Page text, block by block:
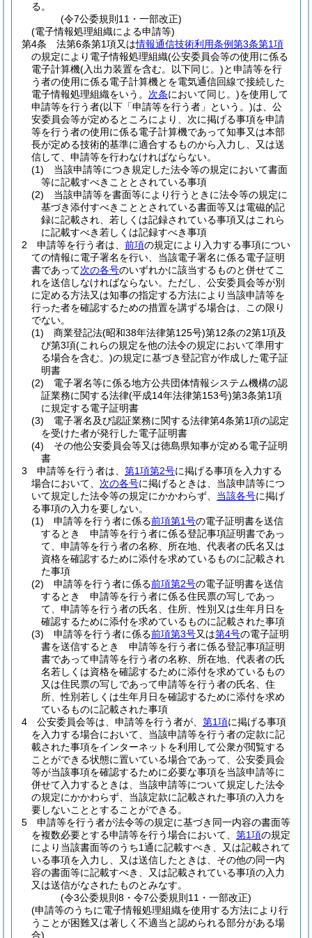
る。
(令7公委規則11・一部改正)
(電子情報処理組織による申請等)
第4条
法第6条第1項又は情報通信技術利用条例第3条第1項
の規定により電子情報処理組織(公安委員会等の使用に係る
電子計算機(入出力装置を含む。以下同じ。)と申請等を行
う者の使用に係る電子計算機とを電気通信回線で接続した
電子情報処理組織をいう。 次条において同じ。)を使用して
申請等を行う者(以下「申請等を行う者」という。)は、公
安委員会等が定めるところにより、次に掲げる事項を申請
等を行う者の使用に係る電子計算機であって知事又は本部
長が定める技術的基準に適合するものから入力し、又は送
信して、申請等を行わなければならない。
(1)
当該申請等につき規定した法令等の規定において書面
等に記載すべきこととされている事項
(2)
当該申請等を書面等により行うときに法令等の規定に
基づき添付すべきこととされている書面等又は電磁的記
録に記載され、若しくは記録されている事項又はこれら
に記載すべき若しくは記録すべき事項
2
申請等を行う者は、 前項の規定により入力する事項につい
ての情報に電子署名を行い、当該電子署名に係る電子証明
書であって次の各号のいずれかに該当するものと併せてこ
れを送信しなければならない。 ただし、公安委員会等が別
に定める方法又は知事の指定する方法により当該申請等を
行った者を確認するための措置を講ずる場合は、この限り
でない。
(1)
商業登記法(昭和38年法律第125号)第12条の2第1項及
び第3項(これらの規定を他の法令の規定において準用す
る場合を含む。)の規定に基づき登記官が作成した電子証
明書
(2)
電子署名等に係る地方公共団体情報システム機構の認
証業務に関する法律(平成14年法律第153号)第3条第1項
に規定する電子証明書
(3)
電子署名及び認証業務に関する法律第4条第1項の認定
を受けた者が発行した電子証明書
(4)
その他公安委員会等又は徳島県知事が定める電子証明
書
3
申請等を行う者は、 第1項第2号に掲げる事項を入力する
場合において、 次の各号に掲げるときは、当該申請等につ
いて規定した法令等の規定にかかわらず、 当該各号に掲げ
る事項の入力を要しない。
(1)
申請等を行う者に係る前項第1号の電子証明書を送信
するとき 申請等を行う者に係る登記事項証明書であっ
て、申請等を行う者の名称、所在地、代表者の氏名又は
資格を確認するために添付を求めているものに記載され
た事項
(2)
申請等を行う者に係る前項第2号の電子証明書を送信
するとき 申請等を行う者に係る住民票の写しであっ
て、申請等を行う者の氏名、住所、性別又は生年月日を
確認するために添付を求めているものに記載された事項
(3)
申請等を行う者に係る前項第3号又は第4号の電子証明
書を送信するとき 申請等を行う者に係る登記事項証明
書であって申請等を行う者の名称、所在地、代表者の氏
名若しくは資格を確認するために添付を求めているもの
又は住民票の写しであって申請等を行う者の氏名、住
所、性別若しくは生年月日を確認するために添付を求め
ているものに記載された事項
4
公安委員会等は、申請等を行う者が、 第1項に掲げる事項
を入力する場合において、当該申請等を行う者の定款に記
載された事項をインターネットを利用して公衆が閲覧する
ことができる状態に置いている場合であって、公安委員会
等が当該事項を確認するために必要な事項を当該申請等に
併せて入力するときは、当該申請等について規定した法令
の規定にかかわらず、当該定款に記載された事項の入力を
要しないこととすることができる。
5
申請等を行う者が法令等の規定に基づき同一内容の書面等
を複数必要とする申請等を行う場合において、 第1項の規定
により当該書面等のうち1通に記載すべき、又は記載されて
いる事項を入力し、又は送信したときは、その他の同一内
容の書面等に記載すべき、又は記載されている事項の入力
又は送信がなされたものとみなす。
(令3公委規則8・令7公委規則11・一部改正)
(申請等のうちに電子情報処理組織を使用する方法により行
うことが困難又は著しく不適当と認められる部分がある場
合)